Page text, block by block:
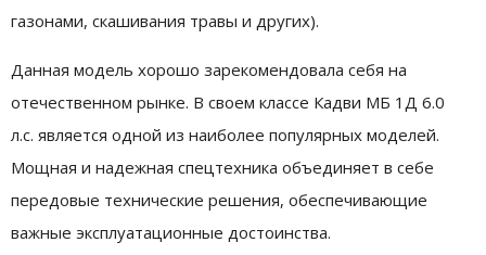
газонами, скашивания травы и других).
Данная модель хорошо зарекомендовала себя на
отечественном рынке. В своем классе Кадви МБ 1Д 6.0
л.с. является одной из наиболее популярных моделей.
Мощная и надежная спецтехника объединяет в себе
передовые технические решения, обеспечивающие
важные эксплуатационные достоинства.